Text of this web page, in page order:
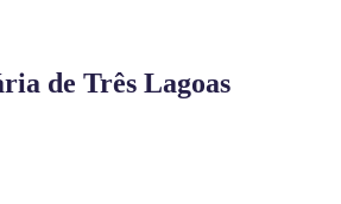
de Três Lagoas